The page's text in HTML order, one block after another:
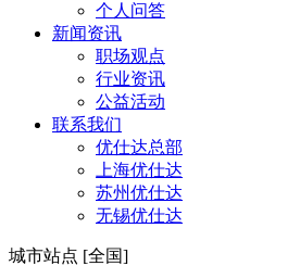
个人问答
新闻资讯
职场观点
行业资讯
公益活动
联系我们
优仕达总部
上海优仕达
苏州优仕达
无锡优仕达
城市站点 [全国]